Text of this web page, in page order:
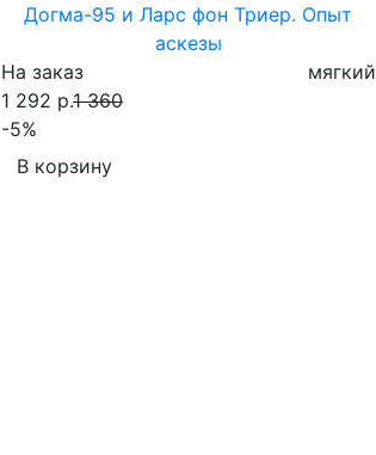
Догма-95 и Ларс фон Триер. Опыт
аскезы
На заказ
мягкий
1 292 р.1 360
-5%
В корзину